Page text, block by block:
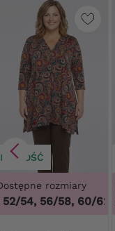
NOWOŚĆ
rozmiary
54, 56/58, 60/62